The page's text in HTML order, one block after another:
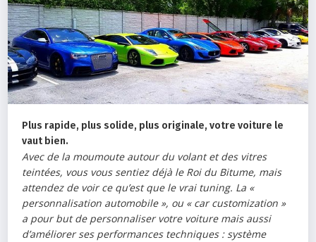
Plus rapide, plus solide, plus originale, votre voiture le
vaut bien.
Avec de la moumoute autour du volant et des vitres
teintées, vous vous sentiez déjà le Roi du Bitume, mais
attendez de voir ce qu’est que le vrai tuning. La «
personnalisation automobile», ou « car customization »
a pour but de personnaliser votre voiture mais aussi
d’améliorer ses performances techniques : système